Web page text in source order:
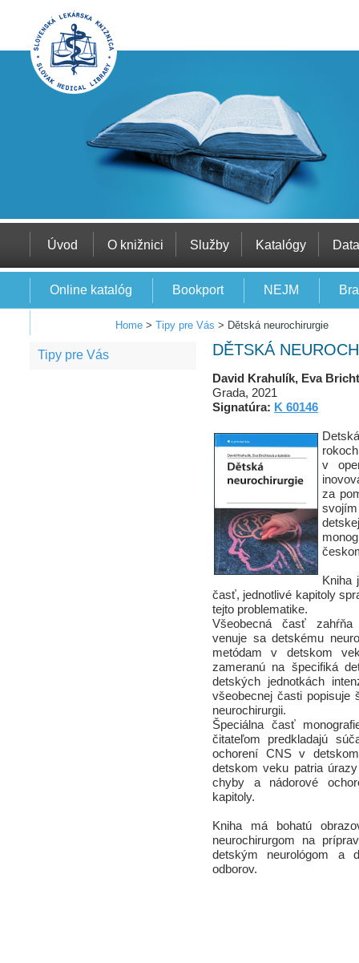
Úvod O knižnici Služby Katalógy
Online katalóg Bookport NEJM
Home > Tipy pre Vás > Dětská neurochirurgie
Tipy pre Vás DĚTSKÁ
David Krahulík, Eva
Grada, 2021
Signatúra: K 60146
v
za
Kniha
časť, jednotlivé kapitoly
tejto problematike.
Všeobecná časť zahŕňa
venuje sa detskému
metódam v detskom
zameranú na špecifiká
detských jednotkách
všeobecnej časti popisuje
neurochirurgii.
Špeciálna časť
čitateľom predkladajú
ochorení CNS v
detskom veku patria
chyby a nádorové
kapitoly.
Kniha má bohatú
neurochirurgom na
detským neurológom a
odborov.